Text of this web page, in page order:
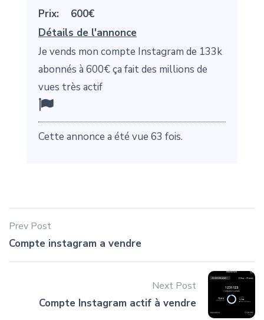
Prix:
600€
Détails de l'annonce
Je vends mon compte Instagram de 133k
abonnés à 600€ ça fait des millions de
vues très actif
Cette annonce a été vue 63 fois.
Prev Post
Compte instagram a vendre
Next Post
Compte Instagram actif à vendre